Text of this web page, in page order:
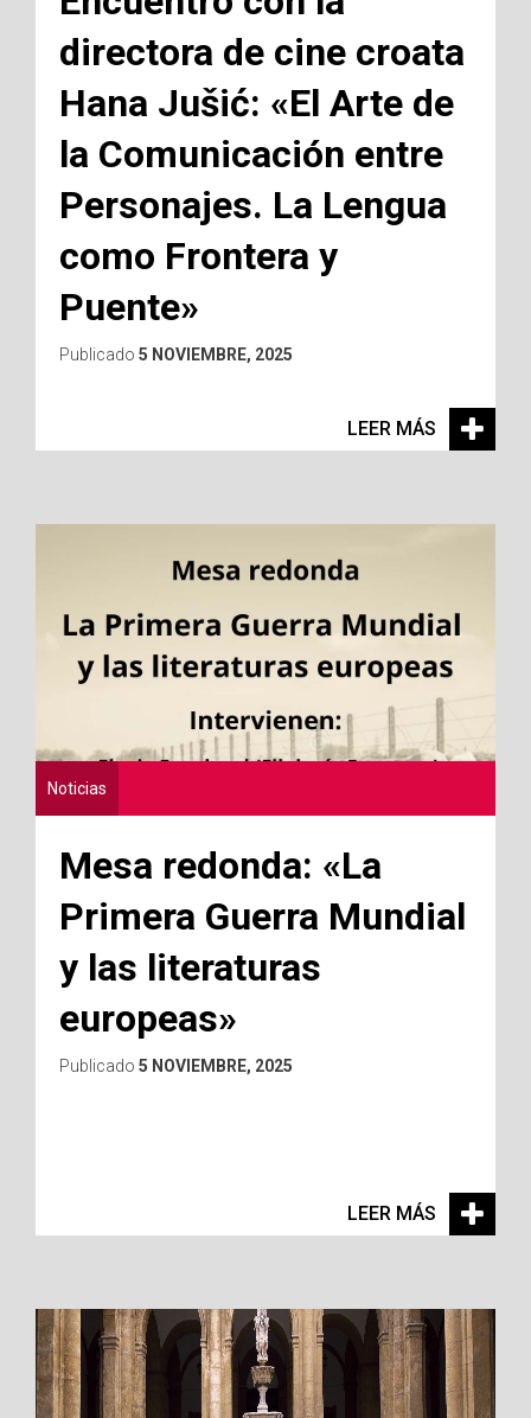
directora de cine croata
Hana Jušić: «El Arte de
la Comunicación entre
Personajes. La Lengua
como Frontera y
Puente»
Publicado 5 NOVIEMBRE, 2025
LEER MÁS
Noticias
Mesa redonda: «La
Primera Guerra Mundial
y las literaturas
europeas»
Publicado 5 NOVIEMBRE, 2025
LEER MÁS